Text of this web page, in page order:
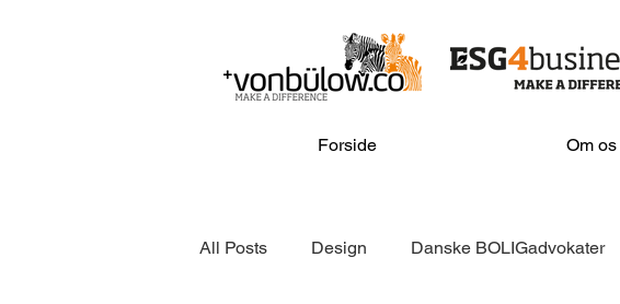
Forside Om os
All Posts Design Danske BOLIGadvokater